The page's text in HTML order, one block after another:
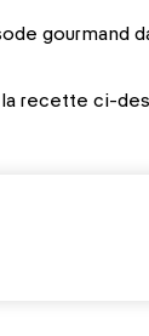
gourmand
recette ci-